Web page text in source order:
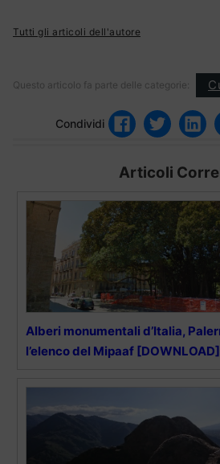
Tutti gli articoli dell'autore
Questo articolo fa parte delle categorie:
Condividi
Articoli
Alberi monumentali d’Italia,
l’elenco del Mipaaf [DOWNLOAD]